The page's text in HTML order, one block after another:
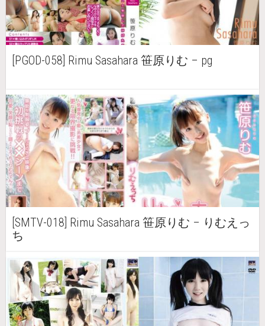
[PGOD-058] Rimu Sasahara 笹原りむ – pg
[SMTV-018] Rimu Sasahara 笹原りむ – りむえっ
ち